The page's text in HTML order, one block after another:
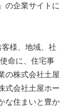
の企業サイトに
様、地域、社
命に、住宅事
の株式会社土屋
式会社土屋ホー
な住まいと豊か